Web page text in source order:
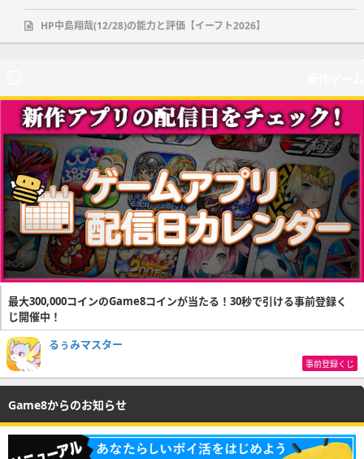
HP中島翔哉(12/28)の能力と評価【イーフト2026】
最大300,000コインのGame8コインが当たる！30秒で引ける事前登録く
じ開催中！
るぅみマスター
事前登録くじ
Game8からのお知らせ